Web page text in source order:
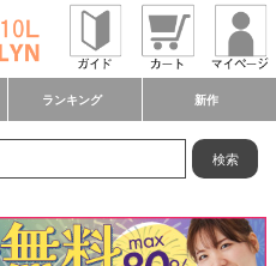
ランキング 新作
検索